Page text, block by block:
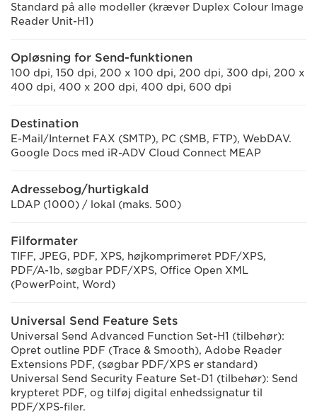
Standard på alle modeller (kræver Duplex Colour Image
Reader Unit-H1)
Opløsning for Send-funktionen
100 dpi, 150 dpi, 200 x 100 dpi, 200 dpi, 300 dpi, 200 x
400 dpi, 400 x 200 dpi, 400 dpi, 600 dpi
Destination
E-Mail/Internet FAX (SMTP), PC (SMB, FTP), WebDAV.
Google Docs med iR-ADV Cloud Connect MEAP
Adressebog/hurtigkald
LDAP (1000) / lokal (maks. 500)
Filformater
TIFF, JPEG, PDF, XPS, højkomprimeret PDF/XPS,
PDF/A-1b, søgbar PDF/XPS, Office Open XML
(PowerPoint, Word)
Universal Send Feature Sets
Universal Send Advanced Function Set-H1 (tilbehør):
Opret outline PDF (Trace & Smooth), Adobe Reader
Extensions PDF, (søgbar PDF/XPS er standard)
Universal Send Security Feature Set-D1 (tilbehør): Send
krypteret PDF, og tilføj digital enhedssignatur til
PDF/XPS-filer.